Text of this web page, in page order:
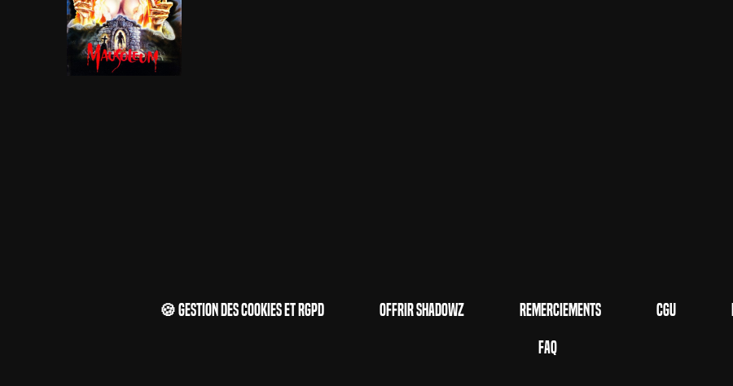
🍪 Gestion des cookies et RGPD Offrir Shadowz Remerciements CGU
FAQ